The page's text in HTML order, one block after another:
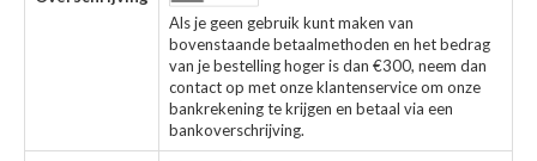
Als je geen gebruik kunt maken van
bovenstaande betaalmethoden en het bedrag
van je bestelling hoger is dan €300, neem dan
contact op met onze klantenservice om onze
bankrekening te krijgen en betaal via een
bankoverschrijving.